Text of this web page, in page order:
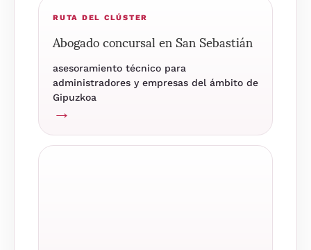
RUTA DEL CLÚSTER
Abogado concursal en San Sebastián
asesoramiento técnico para
administradores y empresas del ámbito de
Gipuzkoa
→